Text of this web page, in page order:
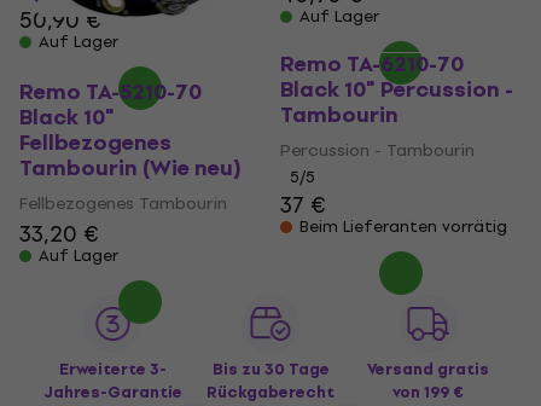
50,90 €
Auf Lager
Auf Lager
Remo TA-5210-70
Black 10"
Fellbezogenes
Tambourin (Wie neu)
Fellbezogenes Tambourin
33,20 €
Auf Lager
Remo TA-6210-70
Black 10" Percussion -
Tambourin
Percussion - Tambourin
5/5
37 €
Beim Lieferanten vorrätig
Erweiterte 3-
Jahres-Garantie
Bis zu 30 Tage
Rückgaberecht
Versand gratis
von 199 €